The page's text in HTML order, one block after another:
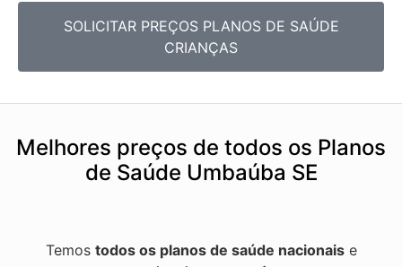
SOLICITAR PREÇOS PLANOS DE SAÚDE
CRIANÇAS
Melhores preços de todos os Planos
de Saúde Umbaúba SE
Temos todos os planos de saúde nacionaise